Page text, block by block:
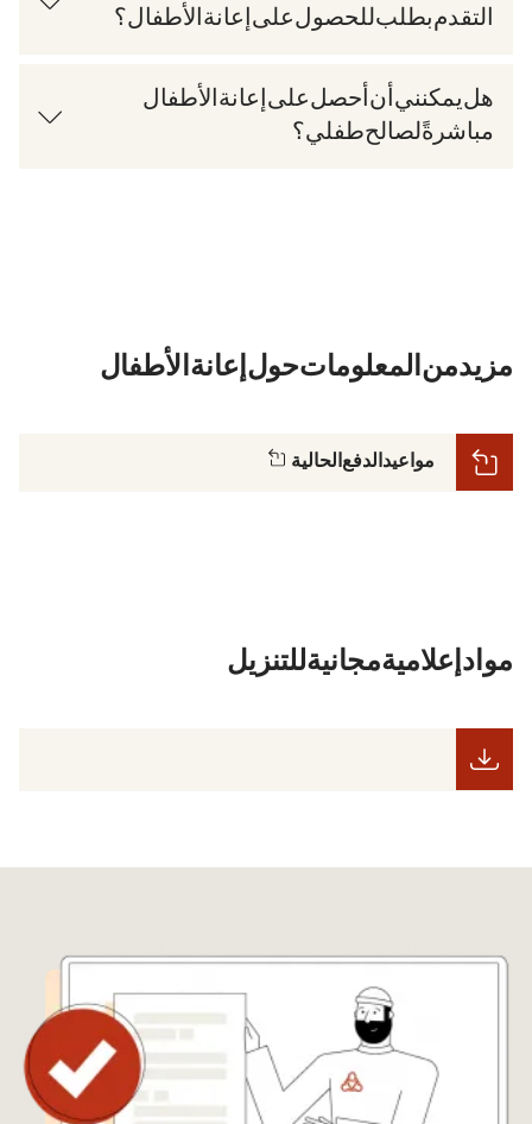
التقدم بطلب للحصول على إعانة الأطفال؟
هل يمكنني أن أحصل على إعانة الأطفال
مباشرةً لصالح طفلي؟
مزيد من المعلومات حول إعانة الأطفال
مواعيد الدفع الحالية
(يُفتح في نافذة جديدة)
مواد إعلامية مجانية للتنزيل